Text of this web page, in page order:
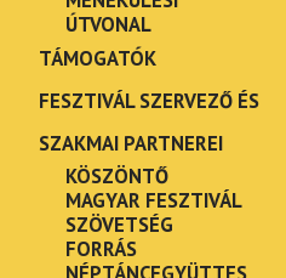
ÚTVONAL
TÁMOGATÓK
FESZTIVÁL SZERVEZŐ ÉS
SZAKMAI PARTNEREI
KÖSZÖNTŐ
MAGYAR FESZTIVÁL
SZÖVETSÉG
FORRÁS